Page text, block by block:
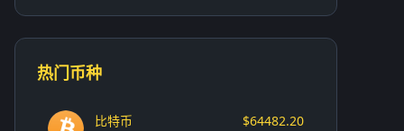
热门币种
比特币 $64482.20